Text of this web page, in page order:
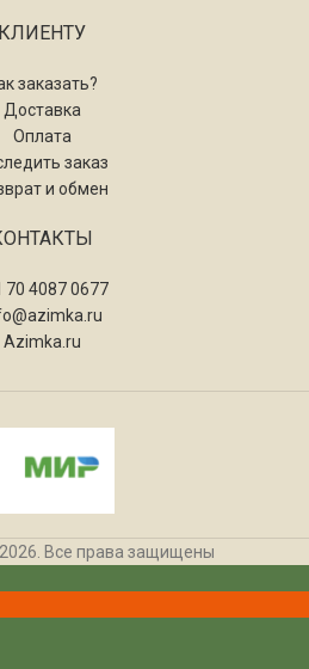
КЛИЕНТУ
заказать?
Доставка
Оплата
заказ
и обмен
70 4087 0677
Azimka.ru
Все права защищены